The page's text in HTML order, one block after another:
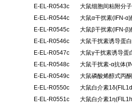
E-EL-R0543c
大鼠细胞间粘附分
E-EL-R0544c
大鼠α干扰素(IFN-
E-EL-R0545c
大鼠β干扰素(IFN-
E-EL-R0546c
大鼠干扰素诱导蛋
E-EL-R0547c
大鼠γ干扰素诱导蛋
E-EL-R0548c
大鼠干扰素-α抗体
E-EL-R0549c
大鼠磷酸烯醇式丙
E-EL-R0550c
大鼠白介素
E-EL-R0551c
大鼠白介素